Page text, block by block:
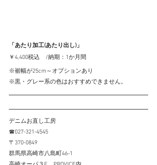
「あたり加工(あたり出し)」
￥4,400税込　/納期：1か月間
※裾幅が25cm～オプションあり
※黒・グレー系の色はおすすめできません。
デニムお直し工房
☎027-321-4545
〒370-0849
群馬県高崎市八島町46-1